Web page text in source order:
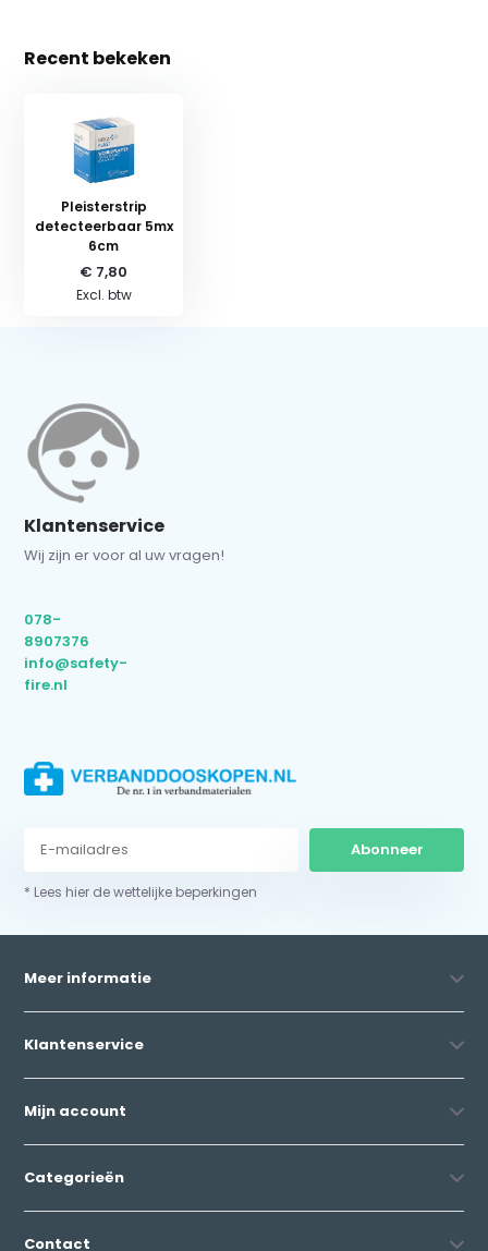
Recent bekeken
Pleisterstrip
detecteerbaar 5mx
6cm
€ 7,80
Excl. btw
Klantenservice
Wij zijn er voor al uw vragen!
078-
8907376
info@safety-
fire.nl
Abonneer
* Lees hier de wettelijke beperkingen
Meer informatie
Klantenservice
Mijn account
Categorieën
Contact